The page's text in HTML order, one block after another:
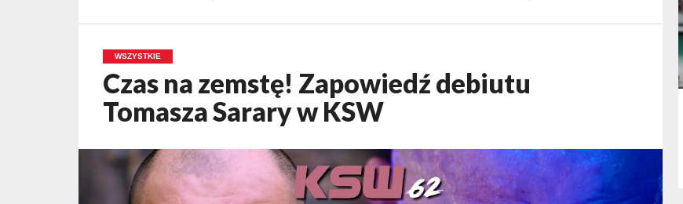
WSZYSTKIE
Czas na zemstę! Zapowiedź debiutu
Tomasza Sarary w KSW